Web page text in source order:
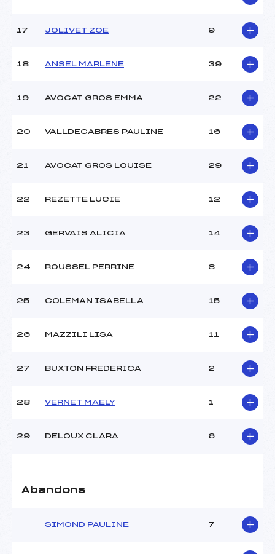
17 JOLIVET ZOE 9
18 ANSEL MARLENE 39
19 AVOCAT GROS EMMA 22
20 VALLDECABRES PAULINE 16
21 AVOCAT GROS LOUISE 29
22 REZETTE LUCIE 12
23 GERVAIS ALICIA 14
24 ROUSSEL PERRINE 8
25 COLEMAN ISABELLA 15
26 MAZZILI LISA 11
27 BUXTON FREDERICA 2
28 VERNET MAELY 1
29 DELOUX CLARA 6
Abandons
SIMOND PAULINE 7